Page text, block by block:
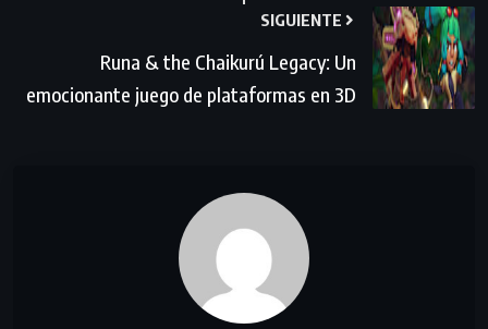
SIGUIENTE
Runa & the Chaikurú Legacy: Un
emocionante juego de plataformas en 3D